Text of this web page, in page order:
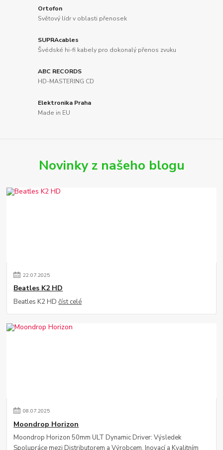
Ortofon
Světový lídr v oblasti přenosek
SUPRAcables
Švédské hi-fi kabely pro dokonalý přenos zvuku
ABC RECORDS
HD-MASTERING CD
Elektronika Praha
Made in EU
Novinky z našeho blogu
22.07.2025
Beatles K2 HD
Beatles K2 HDčíst celé
08.07.2025
Moondrop Horizon
Moondrop Horizon 50mm ULT Dynamic Driver: Výsledek